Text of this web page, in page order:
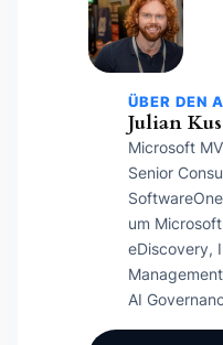
ÜBER DEN
Julian
Microsoft
Senior
um
eDiscovery,
AI